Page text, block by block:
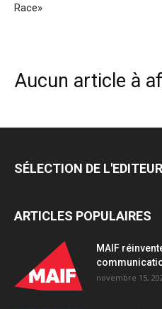
Race»
Aucun article à
SÉLECTION DE L'EDITEUR
ARTICLES POPULAIRES
MAIF
novembre 15,